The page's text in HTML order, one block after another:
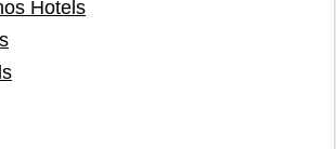
Hotels